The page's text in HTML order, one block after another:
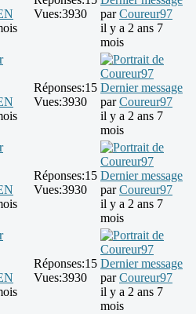
Vues:3930
parCoureur97
il y a 2 ans 7
mois
Réponses:15
Vues:3930
Dernier message
parCoureur97
il y a 2 ans 7
mois
Réponses:15
Vues:3930
Dernier message
parCoureur97
il y a 2 ans 7
mois
Réponses:15
Vues:3930
Dernier message
parCoureur97
il y a 2 ans 7
mois